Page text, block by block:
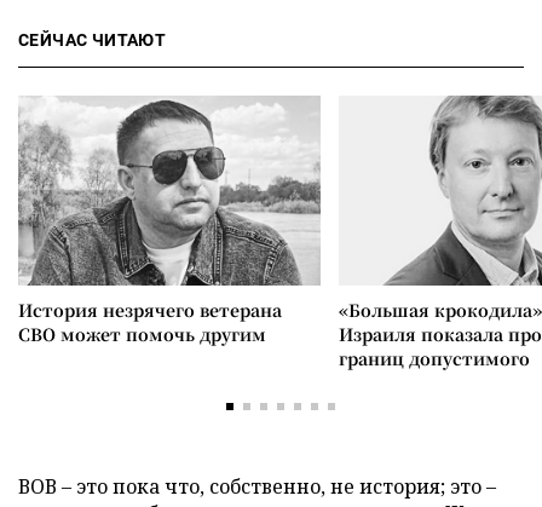
СЕЙЧАС ЧИТАЮТ
История незрячего ветерана
СВО может помочь другим
«Большая
Израиля показала
границ допустимого
ВОВ – это пока что, собственно, не история; это –